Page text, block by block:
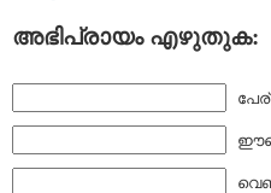
അഭിപ്രായം എഴുതുക: